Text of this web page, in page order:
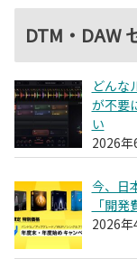
DTM・DAW
どんな
が不要
い
2026年
今、日
「開
2026年